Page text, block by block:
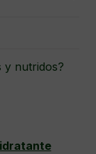
y nutridos?